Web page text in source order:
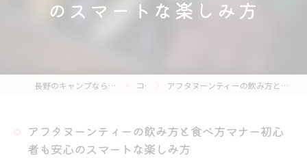
のスマートな楽しみ方
長野のキャンプなら森の灯キャンプ場・茶亭 森の灯 コラム アフタヌーンティーの飲み方と食べ方マナー初心者も安心のスマートな楽しみ方
アフタヌーンティーの飲み方と食べ方マナー初心
者も安心のスマートな楽しみ方